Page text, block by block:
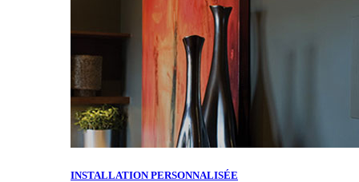
INSTALLATION PERSONNALISÉE